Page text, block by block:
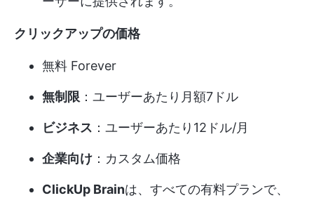
クリックアップの価格
無料 Forever
無制限 ：ユーザーあたり月額7ドル
ビジネス ：ユーザーあたり12ドル/月
企業向け ：カスタム価格
ClickUp Brainは、すべての有料プランで、